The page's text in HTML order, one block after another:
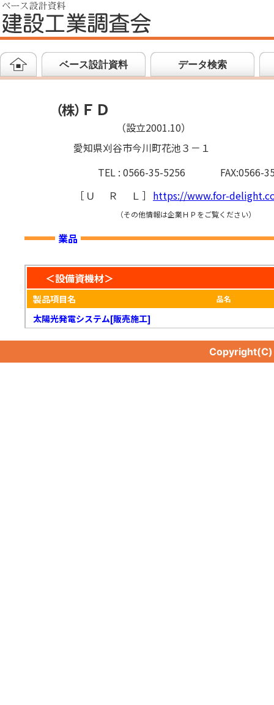
ベース設計資料 データ検索
（株）ＦＤ
（設立2001.10）
愛知県刈谷市今川町花池３－１
TEL : 0566-35-5256
FAX:0566-
［ ＵＲＬ ］ https://www.for-
（その他情報は企業ＨＰをご覧ください）
業品
＜設備資機材＞
製品項目名 品名
太陽光発電システム[販売施工]